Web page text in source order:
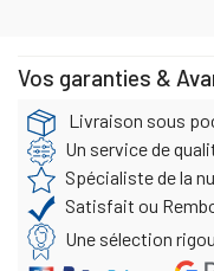
Vos garanties &
Livraison sous
Un service de
Spécialiste de la
Satisfait ou
Une sélection